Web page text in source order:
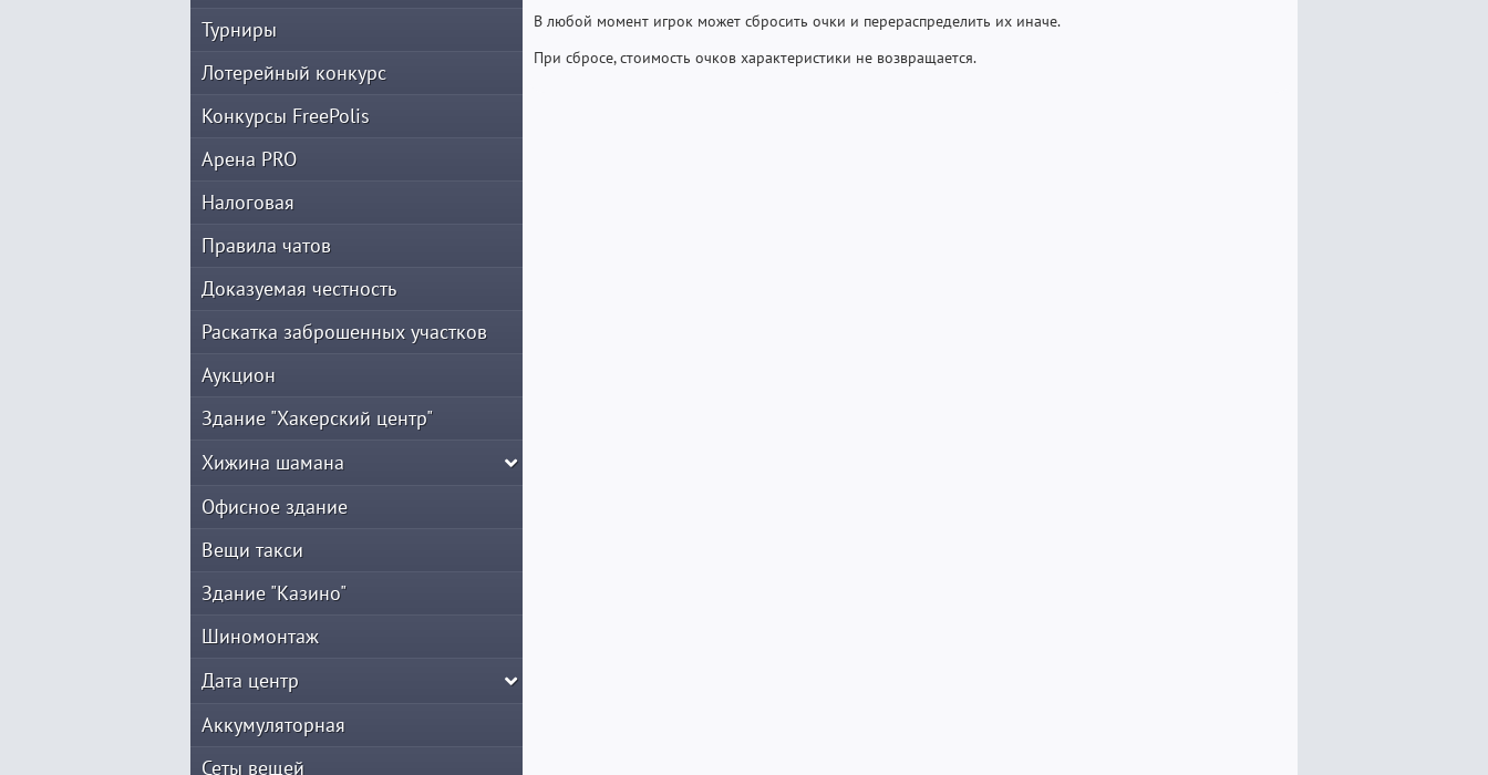
Турниры
Лотерейный конкурс
Конкурсы FreePolis
Арена PRO
Налоговая
Правила чатов
Доказуемая честность
Раскатка заброшенных участков
Аукцион
Здание "Хакерский центр"
Хижина шамана
Офисное здание
Вещи такси
Здание "Казино"
Шиномонтаж
Дата центр
Аккумуляторная
Сеты вещей
В любой момент игрок может сбросить очки и перераспределить их иначе.
При сбросе, стоимость очков характеристики не возвращается.